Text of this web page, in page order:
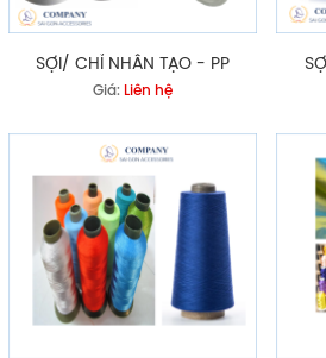
SỢI/ CHỈ NHÂN TẠO - PP
Giá: Liên hệ